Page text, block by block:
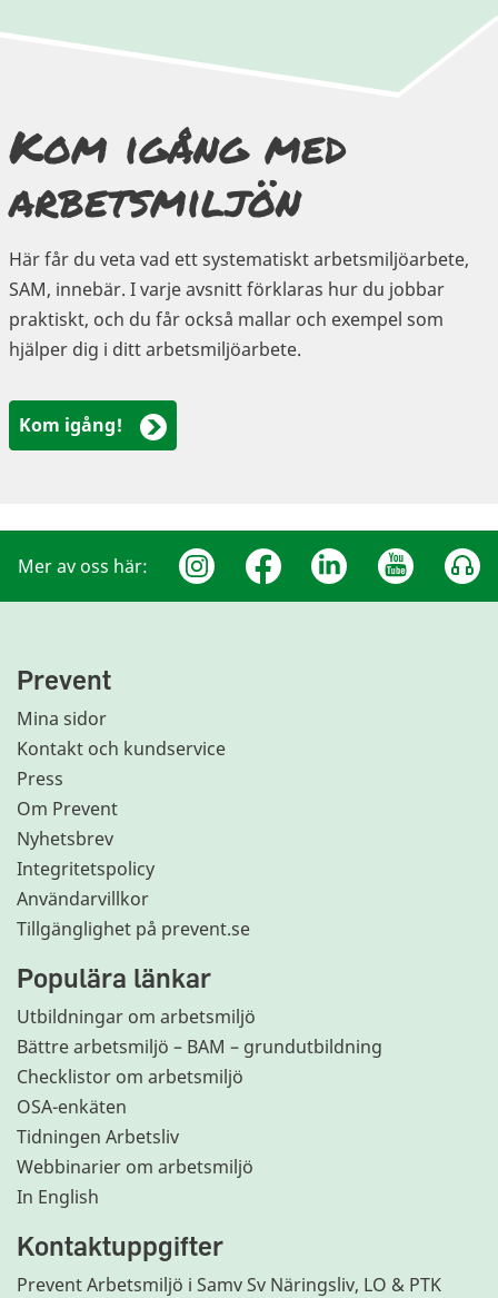
Kom igång med
arbetsmiljön
Här får du veta vad ett systematiskt arbetsmiljöarbete,
SAM, innebär. I varje avsnitt förklaras hur du jobbar
praktiskt, och du får också mallar och exempel som
hjälper dig i ditt arbetsmiljöarbete.
Kom igång!
Mer av oss här:
Prevent
Mina sidor
Kontakt och kundservice
Press
Om Prevent
Nyhetsbrev
Integritetspolicy
Användarvillkor
Tillgänglighet på prevent.se
Populära länkar
Utbildningar om arbetsmiljö
Bättre arbetsmiljö – BAM – grundutbildning
Checklistor om arbetsmiljö
OSA-enkäten
Tidningen Arbetsliv
Webbinarier om arbetsmiljö
In English
Kontaktuppgifter
Prevent Arbetsmiljö i Samv Sv Näringsliv, LO & PTK